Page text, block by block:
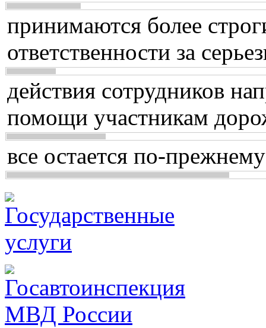
принимаются более
ответственности за
действия сотрудников
помощи участникам
все остается по-